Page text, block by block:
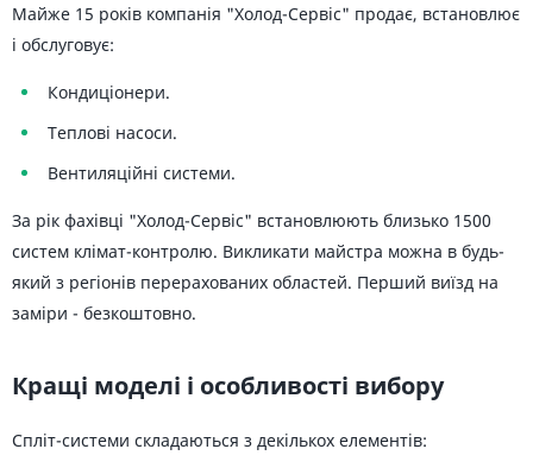
Майже 15 років компанія "Холод-Сервіс" продає, встановлює
і обслуговує:
Кондиціонери.
Теплові насоси.
Вентиляційні системи.
За рік фахівці "Холод-Сервіс" встановлюють близько 1500
систем клімат-контролю. Викликати майстра можна в будь-
який з регіонів перерахованих областей. Перший виїзд на
заміри - безкоштовно.
Кращі моделі і особливості вибору
Спліт-системи складаються з декількох елементів: